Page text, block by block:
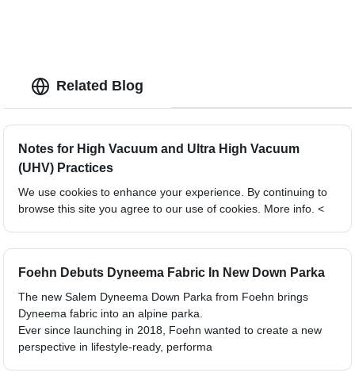
Related Blog
Notes for High Vacuum and Ultra High Vacuum
(UHV) Practices
We use cookies to enhance your experience. By continuing to
browse this site you agree to our use of cookies. More info. <
Foehn Debuts Dyneema Fabric In New Down Parka
The new Salem Dyneema Down Parka from Foehn brings
Dyneema fabric into an alpine parka.
Ever since launching in 2018, Foehn wanted to create a new
perspective in lifestyle-ready, performa